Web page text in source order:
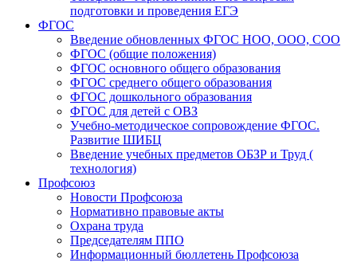
подготовки и проведения ЕГЭ
ФГОС
Введение обновленных ФГОС НОО, ООО, СОО
ФГОС (общие положения)
ФГОС основного общего образования
ФГОС среднего общего образования
ФГОС дошкольного образования
ФГОС для детей с ОВЗ
Учебно-методическое сопровождение ФГОС.
Развитие ШИБЦ
Введение учебных предметов ОБЗР и Труд (
технология)
Профсоюз
Новости Профсоюза
Нормативно правовые акты
Охрана труда
Председателям ППО
Информационный бюллетень Профсоюза